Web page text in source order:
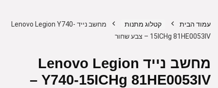
עמוד הבית קטלוג מתנות
מחשב נייד Lenovo Legion Y740-
15ICHg 81HE0053IV – צבע שחור
מחשב נייד Lenovo Legion
Y740-15ICHg 81HE0053IV –